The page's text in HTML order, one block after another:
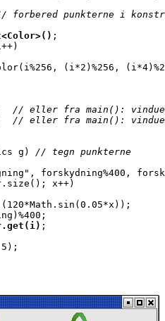
forbered punkterne i
;
(i*2)%256,
// eller fra main():
// eller fra main():
g)
// tegn punkterne
forskydning%400,
x++)
;